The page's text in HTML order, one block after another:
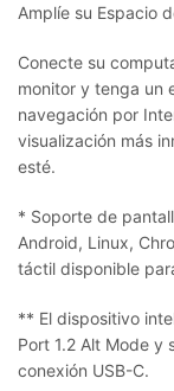
Amplíe su Espacio
Conecte su
monitor y tenga un
navegación por
visualización más
esté.
* Soporte de
Android, Linux,
táctil disponible
** El dispositivo
Port 1.2 Alt Mode y
conexión USB-C.